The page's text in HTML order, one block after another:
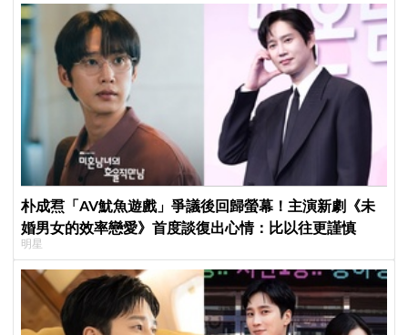
朴成焄「AV魷魚遊戲」爭議後回歸螢幕！主演新劇《未
婚男女的效率戀愛》首度談復出心情：比以往更謹慎
明星